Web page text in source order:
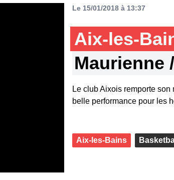
Le 15/01/2018 à 13:37
Aix-les-
Maurienne
Le club Aixois remporte
belle performance pour les
Aix-les-Bains